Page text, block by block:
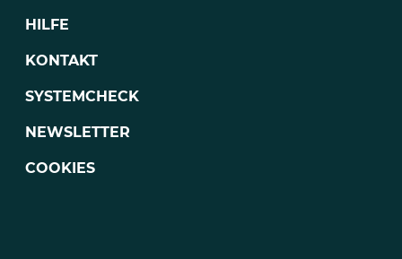
HILFE
KONTAKT
SYSTEMCHECK
NEWSLETTER
COOKIES